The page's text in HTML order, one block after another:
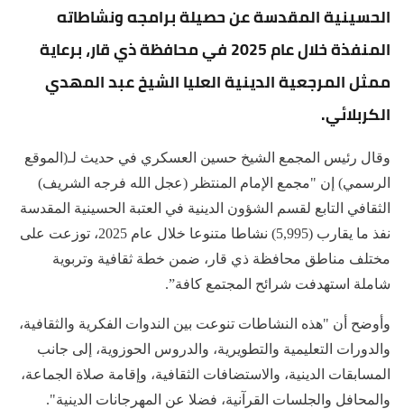
الحسينية المقدسة عن حصيلة برامجه ونشاطاته
المنفذة خلال عام 2025 في محافظة ذي قار، برعاية
ممثل المرجعية الدينية العليا الشيخ عبد المهدي
الكربلائي.
وقال رئيس المجمع الشيخ حسين العسكري في حديث لـ(الموقع
الرسمي) إن "مجمع الإمام المنتظر (عجل الله فرجه الشريف)
الثقافي التابع لقسم الشؤون الدينية في العتبة الحسينية المقدسة
نفذ ما يقارب (5,995) نشاطا متنوعا خلال عام 2025، توزعت على
مختلف مناطق محافظة ذي قار، ضمن خطة ثقافية وتربوية
شاملة استهدفت شرائح المجتمع كافة”.
وأوضح أن "هذه النشاطات تنوعت بين الندوات الفكرية والثقافية،
والدورات التعليمية والتطويرية، والدروس الحوزوية، إلى جانب
المسابقات الدينية، والاستضافات الثقافية، وإقامة صلاة الجماعة،
والمحافل والجلسات القرآنية، فضلا عن المهرجانات الدينية".